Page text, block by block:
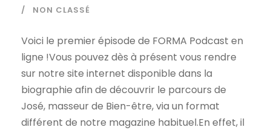
NON CLASSÉ
Voici le premier épisode de FORMA Podcast en
ligne !Vous pouvez dès à présent vous rendre
sur notre site internet disponible dans la
biographie afin de découvrir le parcours de
José, masseur de Bien-être, via un format
différent de notre magazine habituel.En effet, il